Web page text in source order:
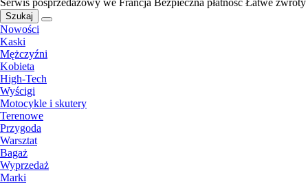
Szukaj
Nowości
Kaski
Mężczyźni
Kobieta
High-Tech
Wyścigi
Motocykle i skutery
Terenowe
Przygoda
Warsztat
Bagaż
Wyprzedaż
Marki